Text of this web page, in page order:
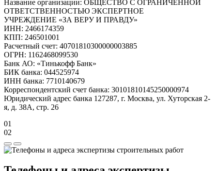
Название организации: ОБЩЕСТВО С ОГРАНИЧЕННОЙ
ОТВЕТСТВЕННОСТЬЮ ЭКСПЕРТНОЕ
УЧРЕЖДЕНИЕ «ЗА ВЕРУ И ПРАВДУ»
ИНН: 2466174359
КПП: 246501001
Расчетный счет: 40701810300000003885
ОГРН: 1162468099530
Банк АО: «Тинькофф Банк»
БИК банка: 044525974
ИНН банка: 7710140679
Корреспондентский счет банка: 30101810145250000974
Юридический адрес банка 127287, г. Москва, ул. Хуторская 2-
я, д. 38А, стр. 26
01
02